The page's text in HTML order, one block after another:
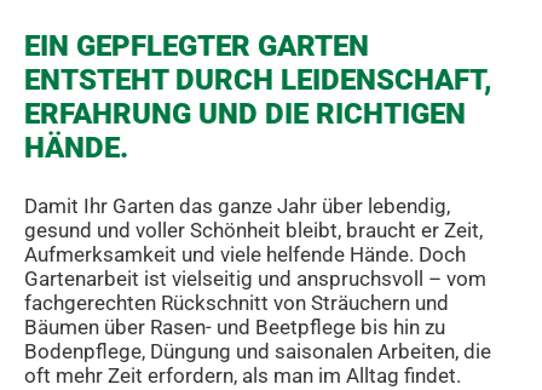
EIN GEPFLEGTER GARTEN
ENTSTEHT DURCH LEIDENSCHAFT,
ERFAHRUNG UND DIE RICHTIGEN
HÄNDE.
Damit Ihr Garten das ganze Jahr über lebendig,
gesund und voller Schönheit bleibt, braucht er Zeit,
Aufmerksamkeit und viele helfende Hände. Doch
Gartenarbeit ist vielseitig und anspruchsvoll – vom
fachgerechten Rückschnitt von Sträuchern und
Bäumen über Rasen- und Beetpflege bis hin zu
Bodenpflege, Düngung und saisonalen Arbeiten, die
oft mehr Zeit erfordern, als man im Alltag findet.